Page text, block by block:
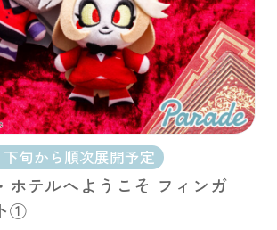
旬から順次展開予定
ホテルへようこそ フィンガ
①